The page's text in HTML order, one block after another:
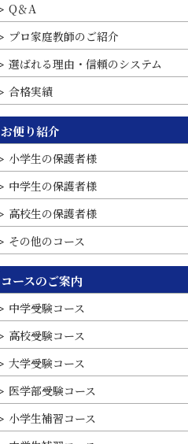
Q＆A
プロ家庭教師のご紹介
選ばれる理由・信頼のシステム
合格実績
お便り紹介
小学生の保護者様
中学生の保護者様
高校生の保護者様
その他のコース
コースのご案内
中学受験コース
高校受験コース
大学受験コース
医学部受験コース
小学生補習コース